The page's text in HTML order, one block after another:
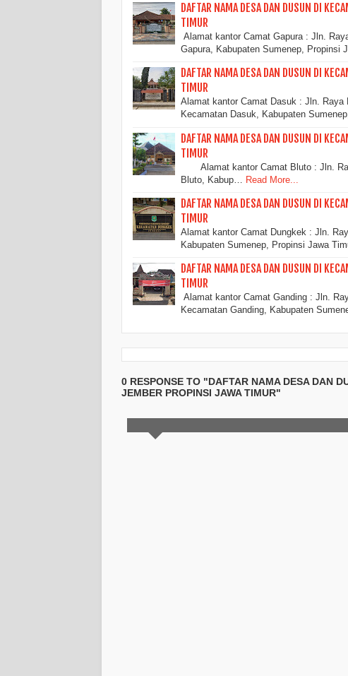
DAFTAR NAMA DESA DAN DUSUN DI
TIMUR
Alamat kantor Camat Gapura : Jln.
Gapura, Kabupaten Sumenep, Propinsi
DAFTAR NAMA DESA DAN DUSUN DI
TIMUR
Alamat kantor Camat Dasuk : Jln. Raya
Kecamatan Dasuk, Kabupaten
DAFTAR NAMA DESA DAN DUSUN DI
TIMUR
Alamat kantor Camat Bluto : Jln.
Bluto, Kabup…
Read More...
DAFTAR NAMA DESA DAN DUSUN DI
TIMUR
Alamat kantor Camat Dungkek : Jln.
Kabupaten Sumenep, Propinsi Jawa
DAFTAR NAMA DESA DAN DUSUN DI
TIMUR
Alamat kantor Camat Ganding : Jln.
Kecamatan Ganding, Kabupaten
0 RESPONSE TO "DAFTAR NAMA DESA DAN
JEMBER PROPINSI JAWA TIMUR"